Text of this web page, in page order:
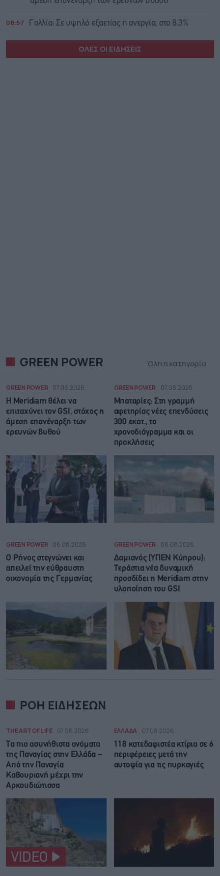
08:57 Γαλλία: Σε υψηλό εξαετίας η ανεργία, στο 8,3%
ΟΛΕΣ ΟΙ ΕΙΔΗΣΕΙΣ
GREEN POWER Όλη η κατηγορία
GREEN POWER 07.08.2026
Η Meridiam θέλει να
επιταχύνει τον GSI, στόχος η
άμεση επανέναρξη των
ερευνών βυθού
GREEN POWER 07.08.2026
Μπαταρίες: Στη γραμμή
αφετηρίας νέες επενδύσεις
300 εκατ., το
χρονοδιάγραμμα και οι
προκλήσεις
GREEN POWER 06.08.2026
Ο Ρήνος στεγνώνει και
απειλεί την εύθραυστη
οικονομία της Γερμανίας
GREEN POWER 06.08.2026
Δαμιανός (ΥΠΕΝ Κύπρου):
Τεράστια νέα δυναμική
προσδίδει η Meridiam στην
υλοποίηση του GSI
ΡΟΗ ΕΙΔΗΣΕΩΝ
THE ART OF LIFE 07.08.2026
Τα πιο ασυνήθιστα ονόματα
της Παναγίας στην Ελλάδα –
Από την Παναγία
Καβουριανή μέχρι την
Αρκουδιώτισσα
VIDEO
ΕΛΛΑΔΑ 07.08.2026
118 κατεδαφιστέα κτίρια σε 6
περιφέρειες μετά την
αυτοψία για τις πυρκαγιές